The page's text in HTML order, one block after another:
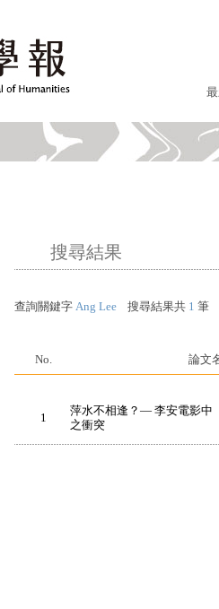
搜尋結果
查詢關鍵字 Ang Lee 搜尋結果共 1 筆
No. 論文
1
萍水不相逢？— 李安電影中
之衝突